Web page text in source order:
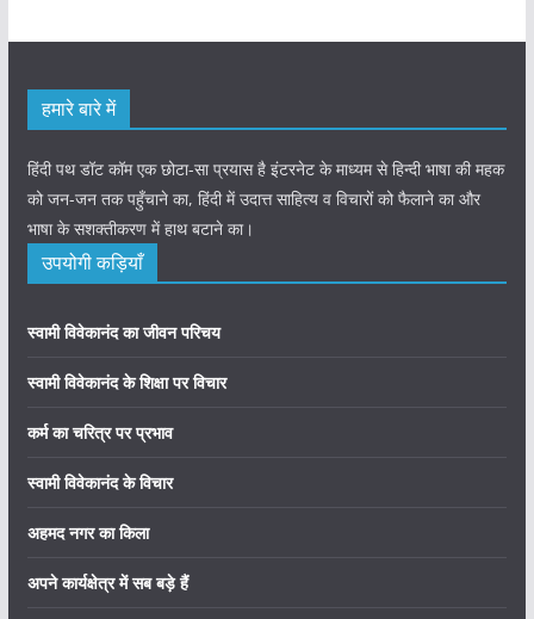
हमारे बारे में
हिंदी पथ डॉट कॉम एक छोटा-सा प्रयास है इंटरनेट के माध्यम से हिन्दी भाषा की महक
को जन-जन तक पहुँचाने का, हिंदी में उदात्त साहित्य व विचारों को फैलाने का और
भाषा के सशक्तीकरण में हाथ बटाने का।
उपयोगी कड़ियाँ
स्वामी विवेकानंद का जीवन परिचय
स्वामी विवेकानंद के शिक्षा पर विचार
कर्म का चरित्र पर प्रभाव
स्वामी विवेकानंद के विचार
अहमद नगर का किला
अपने कार्यक्षेत्र में सब बड़े हैं